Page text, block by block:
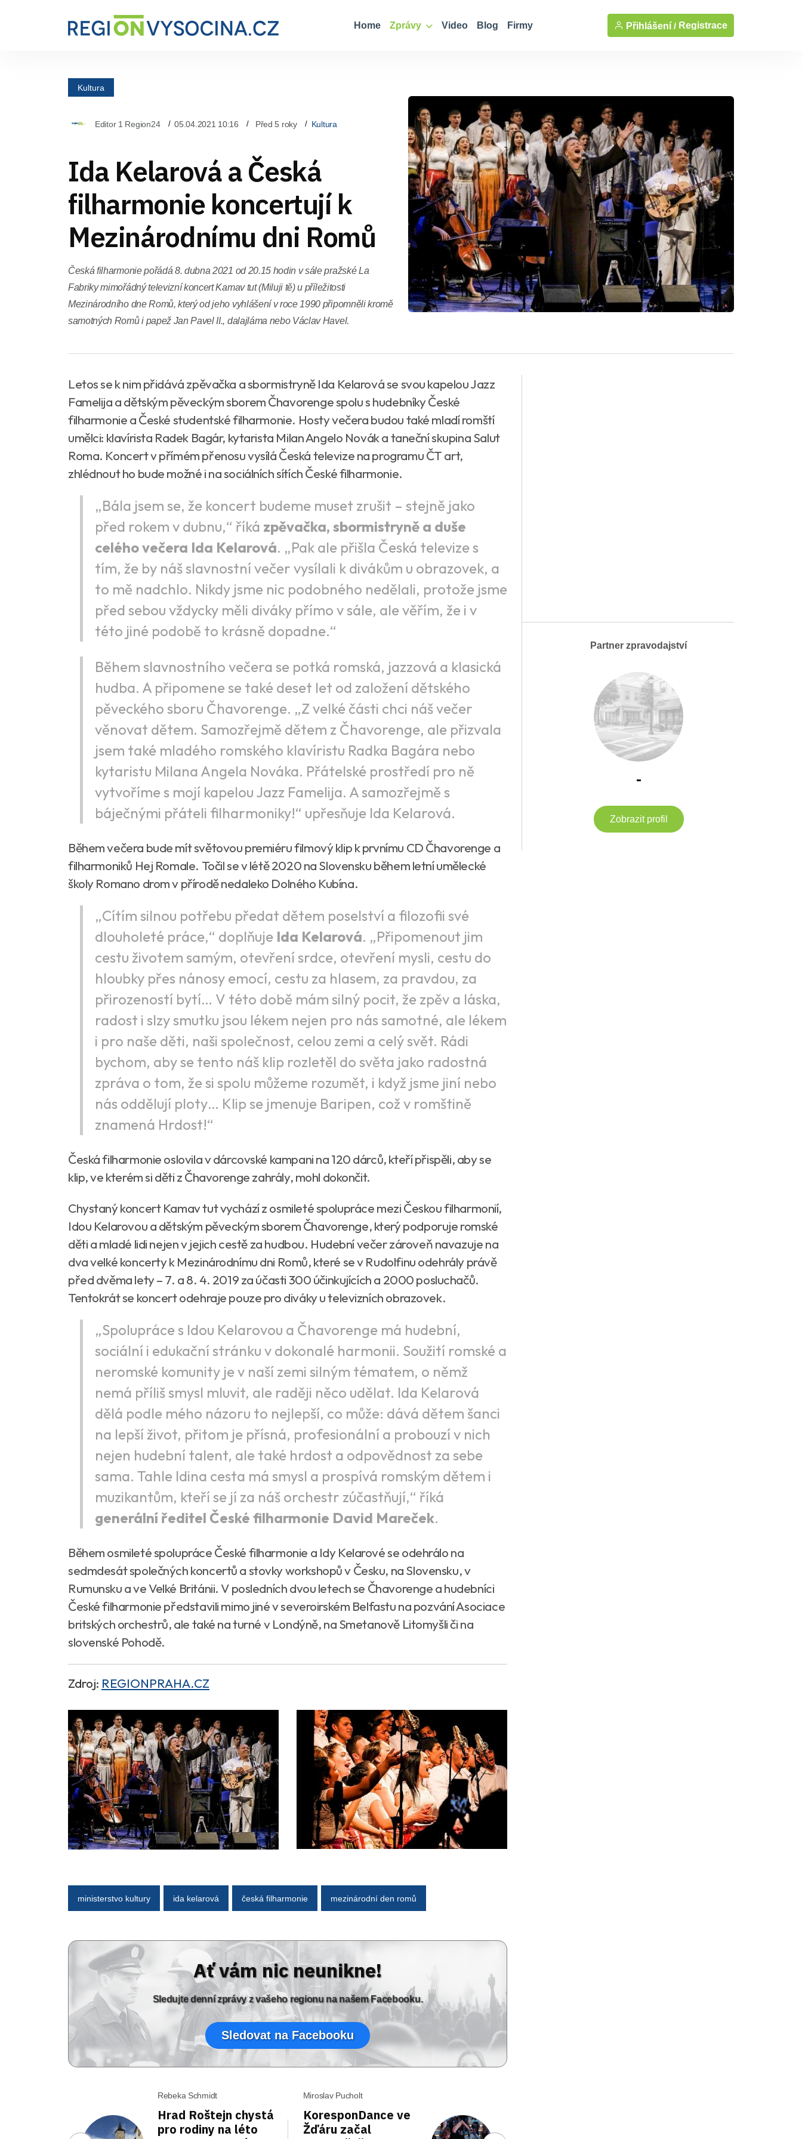
Home Zprávy Video Blog Firmy Přihlášení / Registrace
Kultura
Editor 1 Region24 05.04.2021 10:16 Před 5 roky Kultura
Ida Kelarová a Česká
filharmonie koncertují k
Mezinárodnímu dni Romů
Česká filharmonie pořádá 8. dubna 2021 od 20.15 hodin v sále pražské La
Fabriky mimořádný televizní koncert Kamav tut (Miluji tě) u příležitosti
Mezinárodního dne Romů, který od jeho vyhlášení v roce 1990 připomněli kromě
samotných Romů i papež Jan Pavel II., dalajláma nebo Václav Havel.
Letos se k nim přidává zpěvačka a sbormistryně Ida Kelarová se svou kapelou Jazz
Famelija a dětským pěveckým sborem Čhavorenge spolu s hudebníky České
filharmonie a České studentské filharmonie. Hosty večera budou také mladí romští
umělci: klavírista Radek Bagár, kytarista Milan Angelo Novák a taneční skupina Salut
Roma. Koncert v přímém přenosu vysílá Česká televize na programu ČT art,
zhlédnout ho bude možné i na sociálních sítích České filharmonie.
„Bála jsem se, že koncert budeme muset zrušit – stejně jako
před rokem v dubnu,“ říká zpěvačka, sbormistryně a duše
celého večera Ida Kelarová. „Pak ale přišla Česká televize s
tím, že by náš slavnostní večer vysílali k divákům u obrazovek, a
to mě nadchlo. Nikdy jsme nic podobného nedělali, protože jsme
před sebou vždycky měli diváky přímo v sále, ale věřím, že i v
této jiné podobě to krásně dopadne.“
Během slavnostního večera se potká romská, jazzová a klasická
hudba. A připomene se také deset let od založení dětského
pěveckého sboru Čhavorenge. „Z velké části chci náš večer
věnovat dětem. Samozřejmě dětem z Čhavorenge, ale přizvala
jsem také mladého romského klavíristu Radka Bagára nebo
kytaristu Milana Angela Nováka. Přátelské prostředí pro ně
vytvoříme s mojí kapelou Jazz Famelija. A samozřejmě s
báječnými přáteli filharmoniky!“ upřesňuje Ida Kelarová.
Během večera bude mít světovou premiéru filmový klip k prvnímu CD Čhavorenge a
filharmoniků Hej Romale. Točil se v létě 2020 na Slovensku během letní umělecké
školy Romano drom v přírodě nedaleko Dolného Kubína.
„Cítím silnou potřebu předat dětem poselství a filozofii své
dlouholeté práce,“ doplňuje Ida Kelarová. „Připomenout jim
cestu životem samým, otevření srdce, otevření mysli, cestu do
hloubky přes nánosy emocí, cestu za hlasem, za pravdou, za
přirozeností bytí… V této době mám silný pocit, že zpěv a láska,
radost i slzy smutku jsou lékem nejen pro nás samotné, ale lékem
i pro naše děti, naši společnost, celou zemi a celý svět. Rádi
bychom, aby se tento náš klip rozletěl do světa jako radostná
zpráva o tom, že si spolu můžeme rozumět, i když jsme jiní nebo
nás oddělují ploty… Klip se jmenuje Baripen, což v romštině
znamená Hrdost!“
Česká filharmonie oslovila v dárcovské kampani na 120 dárců, kteří přispěli, aby se
klip, ve kterém si děti z Čhavorenge zahrály, mohl dokončit.
Chystaný koncert Kamav tut vychází z osmileté spolupráce mezi Českou filharmonií,
Idou Kelarovou a dětským pěveckým sborem Čhavorenge, který podporuje romské
děti a mladé lidi nejen v jejich cestě za hudbou. Hudební večer zároveň navazuje na
dva velké koncerty k Mezinárodnímu dni Romů, které se v Rudolfinu odehrály právě
před dvěma lety – 7. a 8. 4. 2019 za účasti 300 účinkujících a 2000 posluchačů.
Tentokrát se koncert odehraje pouze pro diváky u televizních obrazovek.
„Spolupráce s Idou Kelarovou a Čhavorenge má hudební,
sociální i edukační stránku v dokonalé harmonii. Soužití romské a
neromské komunity je v naší zemi silným tématem, o němž
nemá příliš smysl mluvit, ale raději něco udělat. Ida Kelarová
dělá podle mého názoru to nejlepší, co může: dává dětem šanci
na lepší život, přitom je přísná, profesionální a probouzí v nich
nejen hudební talent, ale také hrdost a odpovědnost za sebe
sama. Tahle Idina cesta má smysl a prospívá romským dětem i
muzikantům, kteří se jí za náš orchestr zúčastňují,“ říká
generální ředitel České filharmonie David Mareček.
Během osmileté spolupráce České filharmonie a Idy Kelarové se odehrálo na
sedmdesát společných koncertů a stovky workshopů v Česku, na Slovensku, v
Rumunsku a ve Velké Británii. V posledních dvou letech se Čhavorenge a hudebníci
České filharmonie představili mimo jiné v severoirském Belfastu na pozvání Asociace
britských orchestrů, ale také na turné v Londýně, na Smetanově Litomyšli či na
slovenské Pohodě.
Zdroj: REGIONPRAHA.CZ
ministerstvo kultury ida kelarová česká filharmonie mezinárodní den romů
Ať vám nic neunikne!
Sledujte denní zprávy z vašeho regionu na našem Facebooku.
Sledovat na Facebooku
Rebeka Schmidt
Hrad Roštejn chystá
pro rodiny na léto
Miroslav Pucholt
KoresponDance ve
Žďáru začal
Partner zpravodajství
-
Zobrazit profil